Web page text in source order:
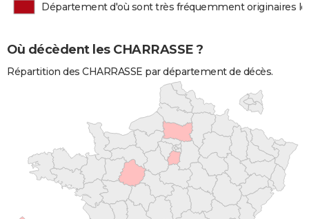
Département d'où sont très fréquemment originaires les
Où décèdent les CHARRASSE ?
Répartition des CHARRASSE par département de décès.